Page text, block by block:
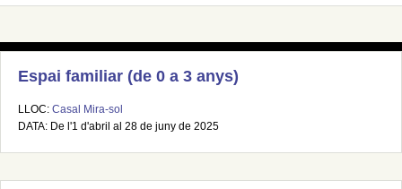
Espai familiar (de 0 a 3 anys)
LLOC: Casal Mira-sol
DATA: De l'1 d'abril al 28 de juny de 2025